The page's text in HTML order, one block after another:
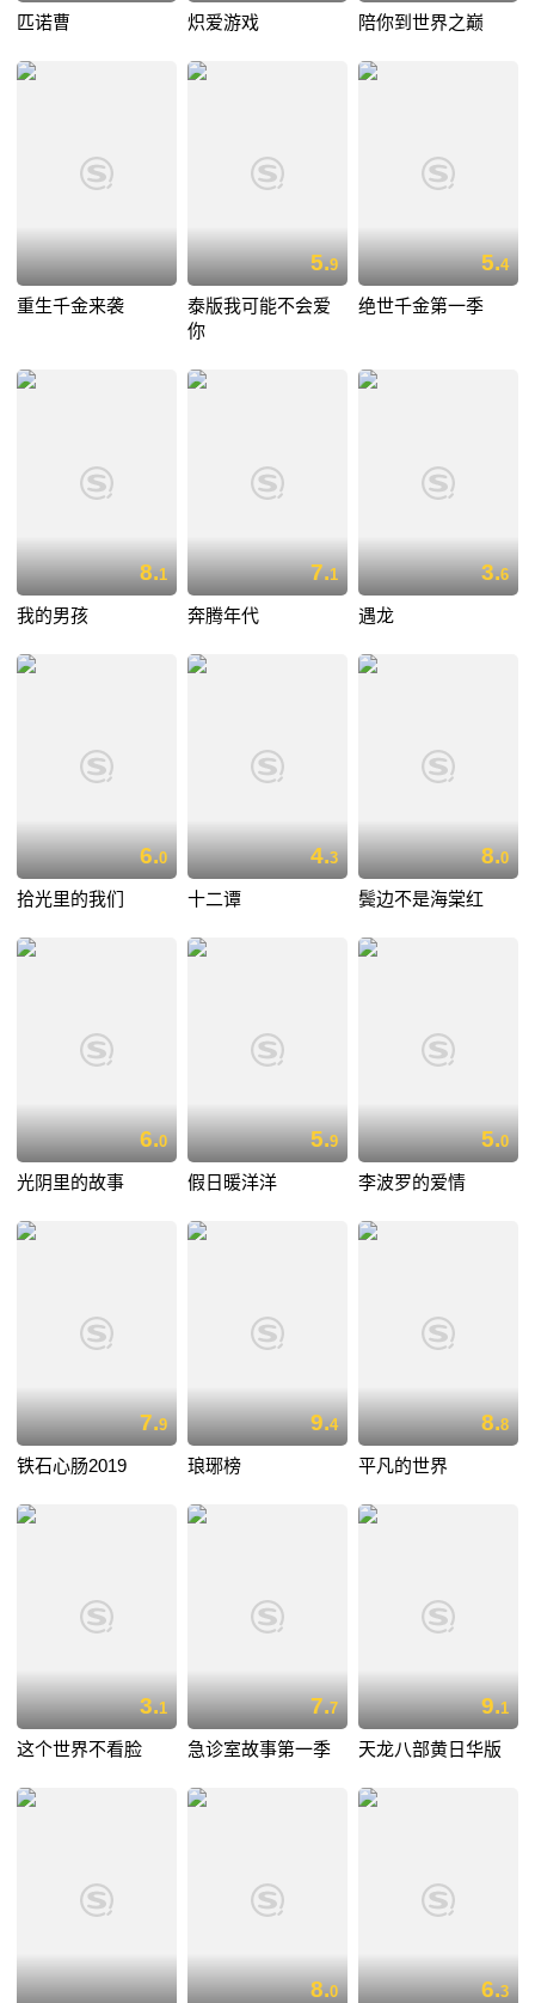
匹诺曹 炽爱游戏 陪你到世界之巅
重生千金来袭
5.9
泰版我可能不会爱
你
5.4
绝世千金第一季
8.1
我的男孩
7.1
奔腾年代
3.6
遇龙
6.0
拾光里的我们
4.3
十二谭
8.0
鬓边不是海棠红
6.0
光阴里的故事
5.9
假日暖洋洋
5.0
李波罗的爱情
7.9
铁石心肠2019
9.4
琅琊榜
8.8
平凡的世界
3.1
这个世界不看脸
7.7
急诊室故事第一季
9.1
天龙八部黄日华版
8.0 6.3